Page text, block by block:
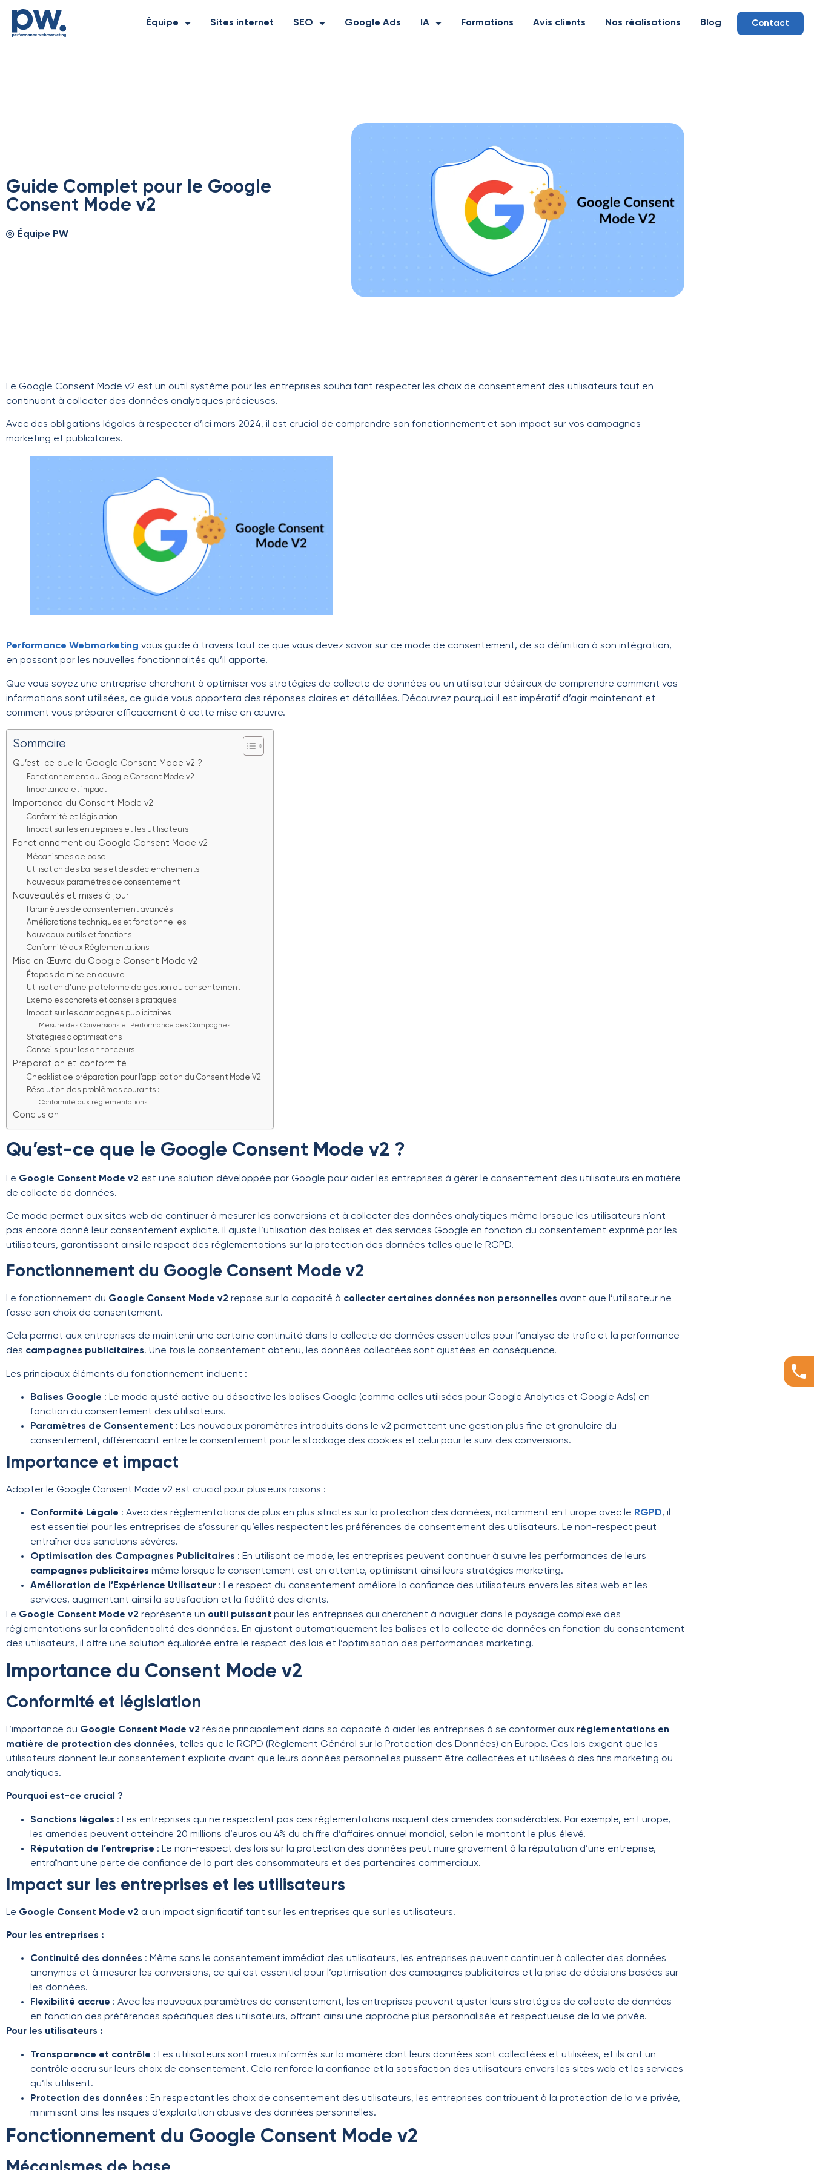
Équipe Sites internet SEO Google Ads IA Formations Avis clients Nos réalisations Blog Contact
Guide Complet pour le Google
Consent Mode v2
Équipe PW
Le Google Consent Mode v2 est un outil système pour les entreprises souhaitant respecter les choix de consentement des utilisateurs tout en
continuant à collecter des données analytiques précieuses.
Avec des obligations légales à respecter d’ici mars 2024, il est crucial de comprendre son fonctionnement et son impact sur vos campagnes
marketing et publicitaires.
Performance Webmarketing vous guide à travers tout ce que vous devez savoir sur ce mode de consentement, de sa définition à son intégration,
en passant par les nouvelles fonctionnalités qu’il apporte.
Que vous soyez une entreprise cherchant à optimiser vos stratégies de collecte de données ou un utilisateur désireux de comprendre comment vos
informations sont utilisées, ce guide vous apportera des réponses claires et détaillées. Découvrez pourquoi il est impératif d’agir maintenant et
comment vous préparer efficacement à cette mise en œuvre.
Sommaire
Qu’est-ce que le Google Consent Mode v2 ?
Fonctionnement du Google Consent Mode v2
Importance et impact
Importance du Consent Mode v2
Conformité et législation
Impact sur les entreprises et les utilisateurs
Fonctionnement du Google Consent Mode v2
Mécanismes de base
Utilisation des balises et des déclenchements
Nouveaux paramètres de consentement
Nouveautés et mises à jour
Paramètres de consentement avancés
Améliorations techniques et fonctionnelles
Nouveaux outils et fonctions
Conformité aux Réglementations
Mise en Œuvre du Google Consent Mode v2
Étapes de mise en oeuvre
Utilisation d’une plateforme de gestion du consentement
Exemples concrets et conseils pratiques
Impact sur les campagnes publicitaires
Mesure des Conversions et Performance des Campagnes
Stratégies d’optimisations
Conseils pour les annonceurs
Préparation et conformité
Checklist de préparation pour l’application du Consent Mode V2
Résolution des problèmes courants :
Conformité aux réglementations
Conclusion
Qu’est-ce que le Google Consent Mode v2 ?
Le Google Consent Mode v2 est une solution développée par Google pour aider les entreprises à gérer le consentement des utilisateurs en matière
de collecte de données.
Ce mode permet aux sites web de continuer à mesurer les conversions et à collecter des données analytiques même lorsque les utilisateurs n’ont
pas encore donné leur consentement explicite. Il ajuste l’utilisation des balises et des services Google en fonction du consentement exprimé par les
utilisateurs, garantissant ainsi le respect des réglementations sur la protection des données telles que le RGPD.
Fonctionnement du Google Consent Mode v2
Le fonctionnement du Google Consent Mode v2 repose sur la capacité à collecter certaines données non personnelles avant que l’utilisateur ne
fasse son choix de consentement.
Cela permet aux entreprises de maintenir une certaine continuité dans la collecte de données essentielles pour l’analyse de trafic et la performance
des campagnes publicitaires. Une fois le consentement obtenu, les données collectées sont ajustées en conséquence.
Les principaux éléments du fonctionnement incluent :
Balises Google : Le mode ajusté active ou désactive les balises Google (comme celles utilisées pour Google Analytics et Google Ads) en
fonction du consentement des utilisateurs.
Paramètres de Consentement : Les nouveaux paramètres introduits dans le v2 permettent une gestion plus fine et granulaire du
consentement, différenciant entre le consentement pour le stockage des cookies et celui pour le suivi des conversions.
Importance et impact
Adopter le Google Consent Mode v2 est crucial pour plusieurs raisons :
Conformité Légale : Avec des réglementations de plus en plus strictes sur la protection des données, notamment en Europe avec le RGPD, il
est essentiel pour les entreprises de s’assurer qu’elles respectent les préférences de consentement des utilisateurs. Le non-respect peut
entraîner des sanctions sévères.
Optimisation des Campagnes Publicitaires : En utilisant ce mode, les entreprises peuvent continuer à suivre les performances de leurs
campagnes publicitaires même lorsque le consentement est en attente, optimisant ainsi leurs stratégies marketing.
Amélioration de l’Expérience Utilisateur : Le respect du consentement améliore la confiance des utilisateurs envers les sites web et les
services, augmentant ainsi la satisfaction et la fidélité des clients.
Le Google Consent Mode v2 représente un outil puissant pour les entreprises qui cherchent à naviguer dans le paysage complexe des
réglementations sur la confidentialité des données. En ajustant automatiquement les balises et la collecte de données en fonction du consentement
des utilisateurs, il offre une solution équilibrée entre le respect des lois et l’optimisation des performances marketing.
Importance du Consent Mode v2
Conformité et législation
L’importance du Google Consent Mode v2 réside principalement dans sa capacité à aider les entreprises à se conformer aux réglementations en
matière de protection des données, telles que le RGPD (Règlement Général sur la Protection des Données) en Europe. Ces lois exigent que les
utilisateurs donnent leur consentement explicite avant que leurs données personnelles puissent être collectées et utilisées à des fins marketing ou
analytiques.
Pourquoi est-ce crucial ?
Sanctions légales : Les entreprises qui ne respectent pas ces réglementations risquent des amendes considérables. Par exemple, en Europe,
les amendes peuvent atteindre 20 millions d’euros ou 4% du chiffre d’affaires annuel mondial, selon le montant le plus élevé.
Réputation de l’entreprise : Le non-respect des lois sur la protection des données peut nuire gravement à la réputation d’une entreprise,
entraînant une perte de confiance de la part des consommateurs et des partenaires commerciaux.
Impact sur les entreprises et les utilisateurs
Le Google Consent Mode v2 a un impact significatif tant sur les entreprises que sur les utilisateurs.
Pour les entreprises :
Continuité des données : Même sans le consentement immédiat des utilisateurs, les entreprises peuvent continuer à collecter des données
anonymes et à mesurer les conversions, ce qui est essentiel pour l’optimisation des campagnes publicitaires et la prise de décisions basées sur
les données.
Flexibilité accrue : Avec les nouveaux paramètres de consentement, les entreprises peuvent ajuster leurs stratégies de collecte de données
en fonction des préférences spécifiques des utilisateurs, offrant ainsi une approche plus personnalisée et respectueuse de la vie privée.
Pour les utilisateurs :
Transparence et contrôle : Les utilisateurs sont mieux informés sur la manière dont leurs données sont collectées et utilisées, et ils ont un
contrôle accru sur leurs choix de consentement. Cela renforce la confiance et la satisfaction des utilisateurs envers les sites web et les services
qu’ils utilisent.
Protection des données : En respectant les choix de consentement des utilisateurs, les entreprises contribuent à la protection de la vie privée,
minimisant ainsi les risques d’exploitation abusive des données personnelles.
Fonctionnement du Google Consent Mode v2